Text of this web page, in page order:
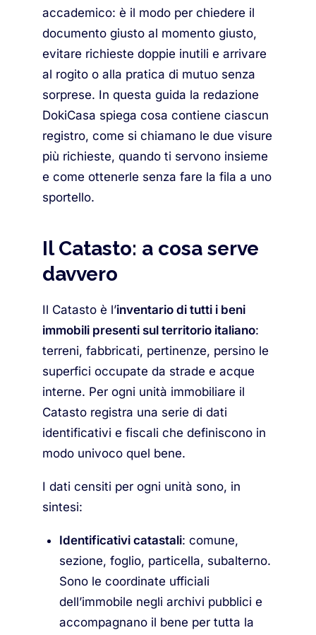
accademico: è il modo per chiedere il
documento giusto al momento giusto,
evitare richieste doppie inutili e arrivare
al rogito o alla pratica di mutuo senza
sorprese. In questa guida la redazione
DokiCasa spiega cosa contiene ciascun
registro, come si chiamano le due visure
più richieste, quando ti servono insieme
e come ottenerle senza fare la fila a uno
sportello.
Il Catasto: a cosa serve
davvero
Il Catasto è l’inventario di tutti i beni
immobili presenti sul territorio italiano:
terreni, fabbricati, pertinenze, persino le
superfici occupate da strade e acque
interne. Per ogni unità immobiliare il
Catasto registra una serie di dati
identificativi e fiscali che definiscono in
modo univoco quel bene.
I dati censiti per ogni unità sono, in
sintesi:
Identificativi catastali: comune,
sezione, foglio, particella, subalterno.
Sono le coordinate ufficiali
dell’immobile negli archivi pubblici e
accompagnano il bene per tutta la